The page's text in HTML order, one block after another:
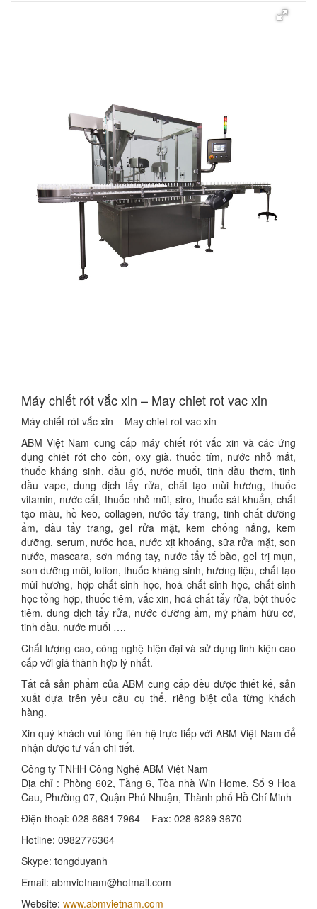
​Máy chiết rót vắc xin – May chiet rot vac xin
Máy chiết rót vắc xin – May chiet rot vac xin
ABM Việt Nam cung cấp máy chiết rót vắc xin và các ứng
dụng chiết rót cho cồn, oxy già, thuốc tím, nước nhỏ mắt,
thuốc kháng sinh, dầu gió, nước muối, tinh dầu thơm, tinh
dầu vape, dung dịch tẩy rửa, chất tạo mùi hương, thuốc
vitamin, nước cất, thuốc nhỏ mũi, siro, thuốc sát khuẩn, chất
tạo màu, hồ keo, collagen, nước tẩy trang, tinh chất dưỡng
ẩm, dầu tẩy trang, gel rửa mặt, kem chống nắng, kem
dưỡng, serum, nước hoa, nước xịt khoáng, sữa rửa mặt, son
nước, mascara, sơn móng tay, nước tẩy tế bào, gel trị mụn,
son dưỡng môi, lotion, thuốc kháng sinh, hương liệu, chất tạo
mùi hương, hợp chất sinh học, hoá chất sinh học, chất sinh
học tổng hợp, thuốc tiêm, vắc xin, hoá chất tẩy rửa, bột thuốc
tiêm, dung dịch tẩy rửa, nước dưỡng ẩm, mỹ phẩm hữu cơ,
tinh dầu, nước muối ….
Chất lượng cao, công nghệ hiện đại và sử dụng linh kiện cao
cấp với giá thành hợp lý nhất.
Tất cả sản phẩm của ABM cung cấp đều được thiết kế, sản
xuất dựa trên yêu cầu cụ thể, riêng biệt của từng khách
hàng.
Xin quý khách vui lòng liên hệ trực tiếp với ABM Việt Nam để
nhận được tư vấn chi tiết.
Công ty TNHH Công Nghệ ABM Việt Nam
Địa chỉ : Phòng 602, Tầng 6, Tòa nhà Win Home, Số 9 Hoa
Cau, Phường 07, Quận Phú Nhuận, Thành phố Hồ Chí Minh
Điện thoại: 028 6681 7964 – Fax: 028 6289 3670
Hotline: 0982776364
Skype: tongduyanh
Email: abmvietnam@hotmail.com
Website: www.abmvietnam.com